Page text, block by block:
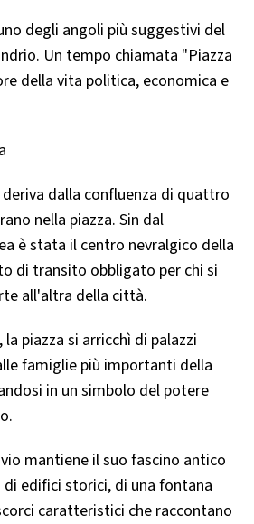
degli angoli più suggestivi del
Un tempo chiamata "Piazza
della vita politica, economica e
dalla confluenza di quattro
nella piazza. Sin dal
è stata il centro nevralgico della
di transito obbligato per chi si
all'altra della città.
piazza si arricchì di palazzi
famiglie più importanti della
in un simbolo del potere
mantiene il suo fascino antico
di edifici storici, di una fontana
caratteristici che raccontano